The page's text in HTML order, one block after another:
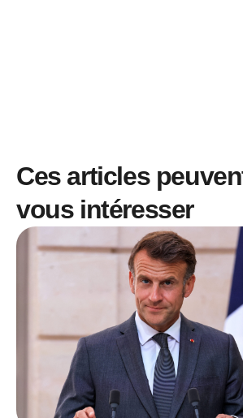
Ces articles
vous intéresser